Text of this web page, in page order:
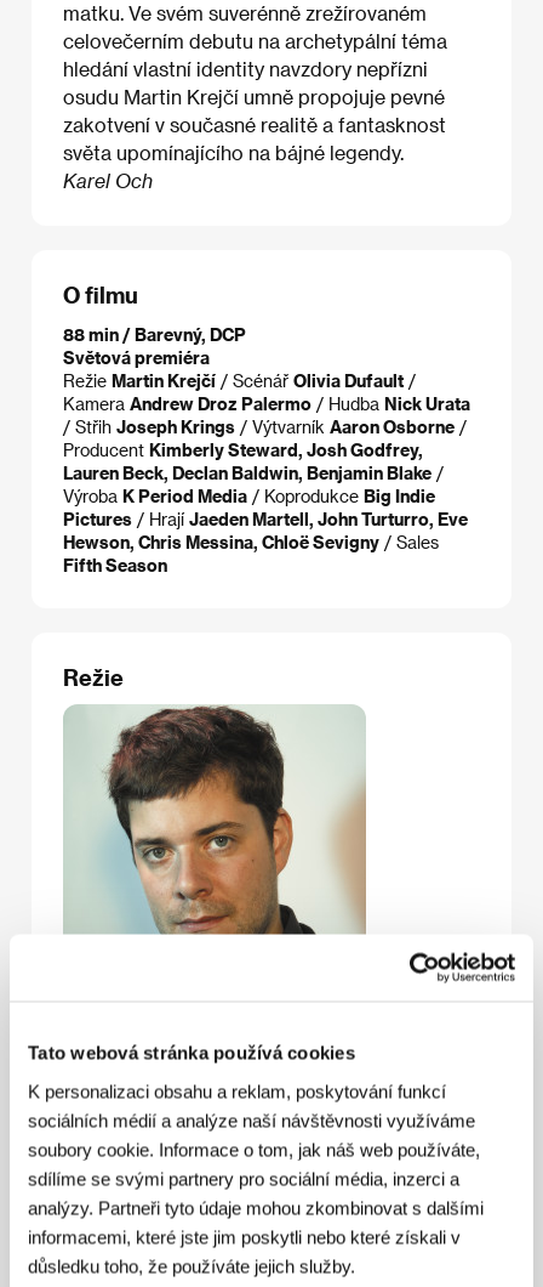
Tato webová stránka používá cookies
K personalizaci obsahu a reklam, poskytování funkcí
sociálních médií a analýze naší návštěvnosti využíváme
soubory cookie. Informace o tom, jak náš web používáte,
sdílíme se svými partnery pro sociální média, inzerci a
analýzy. Partneři tyto údaje mohou zkombinovat s dalšími
informacemi, které jste jim poskytli nebo které získali v
důsledku toho, že používáte jejich služby.
matku. Ve svém suverénně zrežírovaném
celovečerním debutu na archetypální téma
hledání vlastní identity navzdory nepřízni
osudu Martin Krejčí umně propojuje pevné
zakotvení v současné realitě a fantasknost
světa upomínajícího na bájné legendy.
Karel Och
O filmu
88 min / Barevný, DCP
Světová premiéra
Režie Martin Krejčí / Scénář Olivia Dufault /
Kamera Andrew Droz Palermo / Hudba Nick Urata
/ Střih Joseph Krings / Výtvarník Aaron Osborne /
Producent Kimberly Steward, Josh Godfrey,
Lauren Beck, Declan Baldwin, Benjamin Blake /
Výroba K Period Media / Koprodukce Big Indie
Pictures / Hrají Jaeden Martell, John Turturro, Eve
Hewson, Chris Messina, Chloë Sevigny / Sales
Fifth Season
Režie
Martin Krejčí(1977, Praha). Filmografie:
Fricasse
(2003, kr.),Strach(Little Secret, 2013, kr.),
Podivuhodná dobrodružství Paula Harkera (The True
Adventures of Wolfboy, 2019)